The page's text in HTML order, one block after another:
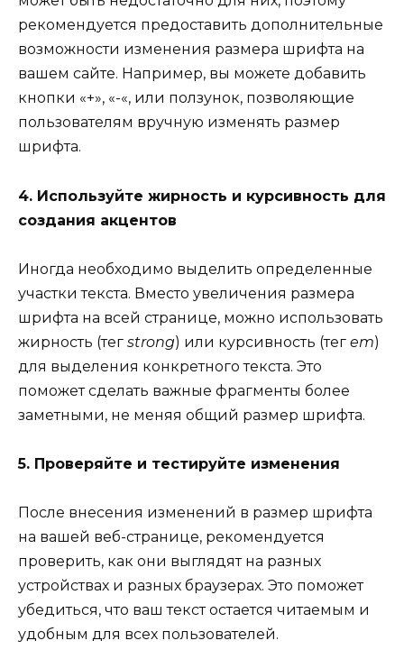
рекомендуется предоставить дополнительные
возможности изменения размера шрифта на
вашем сайте. Например, вы можете добавить
кнопки «+», «-«, или ползунок, позволяющие
пользователям вручную изменять размер
шрифта.
4. Используйте жирность и курсивность для
создания акцентов
Иногда необходимо выделить определенные
участки текста. Вместо увеличения размера
шрифта на всей странице, можно использовать
жирность (тег strong) или курсивность (тег em)
для выделения конкретного текста. Это
поможет сделать важные фрагменты более
заметными, не меняя общий размер шрифта.
5. Проверяйте и тестируйте изменения
После внесения изменений в размер шрифта
на вашей веб-странице, рекомендуется
проверить, как они выглядят на разных
устройствах и разных браузерах. Это поможет
убедиться, что ваш текст остается читаемым и
удобным для всех пользователей.